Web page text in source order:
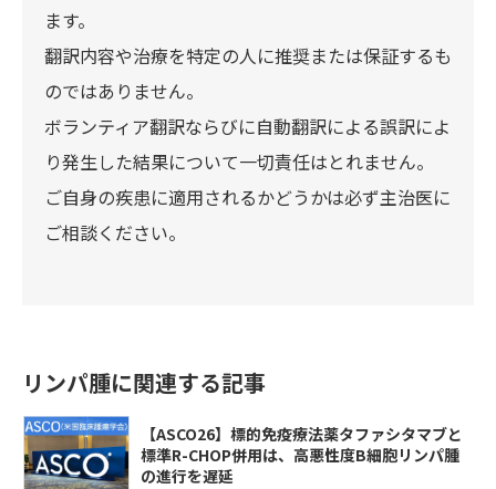
ます。
翻訳内容や治療を特定の人に推奨または保証するも
のではありません。
ボランティア翻訳ならびに自動翻訳による誤訳によ
り発生した結果について一切責任はとれません。
ご自身の疾患に適用されるかどうかは必ず主治医に
ご相談ください。
リンパ腫に関連する記事
【ASCO26】標的免疫療法薬タファシタマブと
標準R-CHOP併用は、高悪性度B細胞リンパ腫
の進行を遅延